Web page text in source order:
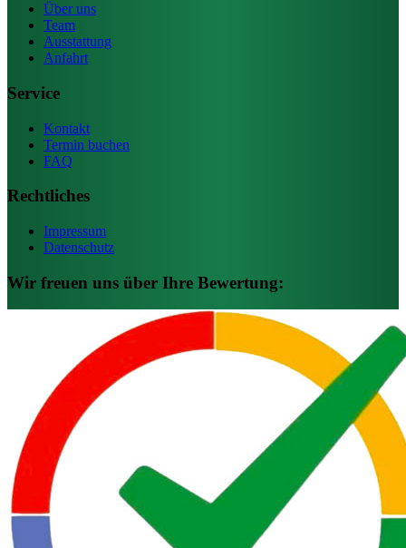
Über uns
Team
Ausstattung
Anfahrt
Service
Kontakt
Termin buchen
FAQ
Rechtliches
Impressum
Datenschutz
Wir freuen uns über Ihre Bewertung: